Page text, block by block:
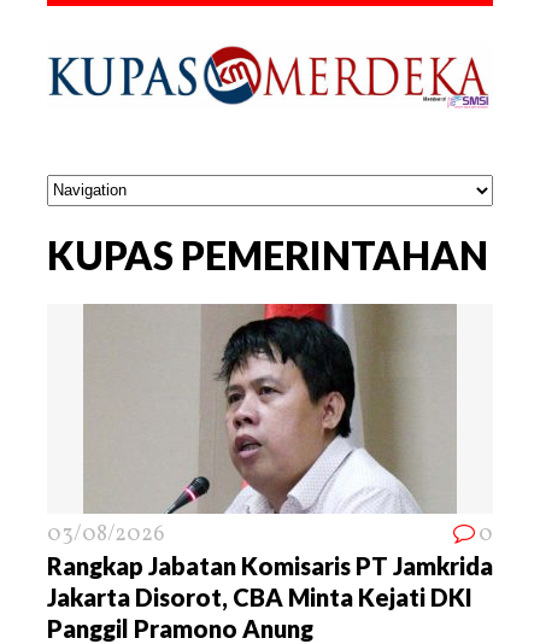
KUPAS PEMERINTAHAN
03/08/2026 0
Rangkap Jabatan Komisaris PT Jamkrida
Jakarta Disorot, CBA Minta Kejati DKI
Panggil Pramono Anung